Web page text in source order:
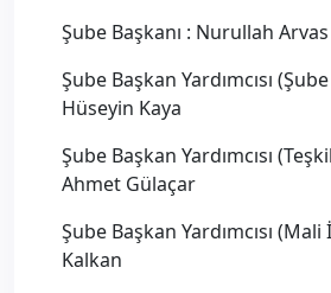
Şube Başkanı : Nurullah Arvas
Şube Başkan Yardımcısı
Hüseyin Kaya
Şube Başkan Yardımcısı
Ahmet Gülaçar
Şube Başkan Yardımcısı (Mali
Kalkan